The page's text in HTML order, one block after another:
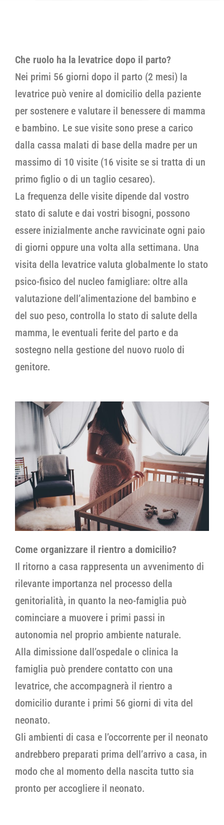
Che ruolo ha la levatrice dopo il parto?
Nei primi 56 giorni dopo il parto (2 mesi) la
levatrice può venire al domicilio della paziente
per sostenere e valutare il benessere di mamma
e bambino. Le sue visite sono prese a carico
dalla cassa malati di base della madre per un
massimo di 10 visite (16 visite se si tratta di un
primo figlio o di un taglio cesareo).
La frequenza delle visite dipende dal vostro
stato di salute e dai vostri bisogni, possono
essere inizialmente anche ravvicinate ogni paio
di giorni oppure una volta alla settimana. Una
visita della levatrice valuta globalmente lo stato
psico-fisico del nucleo famigliare: oltre alla
valutazione dell’alimentazione del bambino e
del suo peso, controlla lo stato di salute della
mamma, le eventuali ferite del parto e da
sostegno nella gestione del nuovo ruolo di
genitore.
Come organizzare il rientro a domicilio?
Il ritorno a casa rappresenta un avvenimento di
rilevante importanza nel processo della
genitorialità, in quanto la neo-famiglia può
cominciare a muovere i primi passi in
autonomia nel proprio ambiente naturale.
Alla dimissione dall’ospedale o clinica la
famiglia può prendere contatto con una
levatrice, che accompagnerà il rientro a
domicilio durante i primi 56 giorni di vita del
neonato.
Gli ambienti di casa e l’occorrente per il neonato
andrebbero preparati prima dell’arrivo a casa, in
modo che al momento della nascita tutto sia
pronto per accogliere il neonato.